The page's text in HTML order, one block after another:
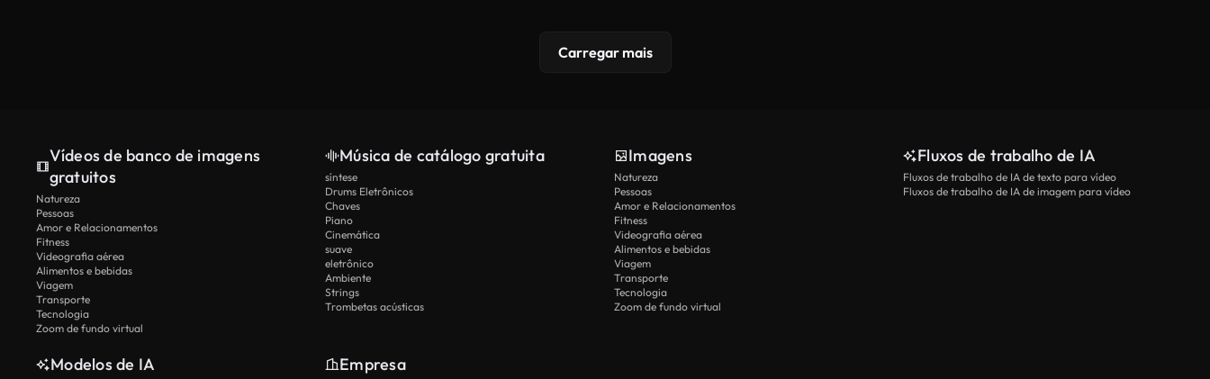
Carregar mais
Vídeos de banco de imagens
gratuitos
Natureza
Pessoas
Amor e Relacionamentos
Fitness
Videografia aérea
Alimentos e bebidas
Viagem
Transporte
Tecnologia
Zoom de fundo virtual
Música de catálogo gratuita
síntese
Drums Eletrônicos
Chaves
Piano
Cinemática
suave
eletrônico
Ambiente
Strings
Trombetas acústicas
Imagens
Natureza
Pessoas
Amor e Relacionamentos
Fitness
Videografia aérea
Alimentos e bebidas
Viagem
Transporte
Tecnologia
Zoom de fundo virtual
Fluxos de trabalho de IA
Fluxos de trabalho de IA de texto para vídeo
Fluxos de trabalho de IA de imagem para vídeo
Modelos de IA Empresa